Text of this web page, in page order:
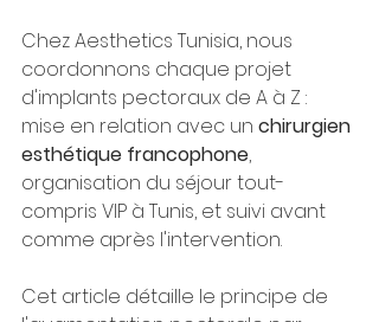
Chez Aesthetics Tunisia, nous
coordonnons chaque projet
d'implants pectoraux de A à Z :
mise en relation avec un chirurgien
esthétique francophone,
organisation du séjour tout-
compris VIP à Tunis, et suivi avant
comme après l'intervention.
Cet article détaille le principe de